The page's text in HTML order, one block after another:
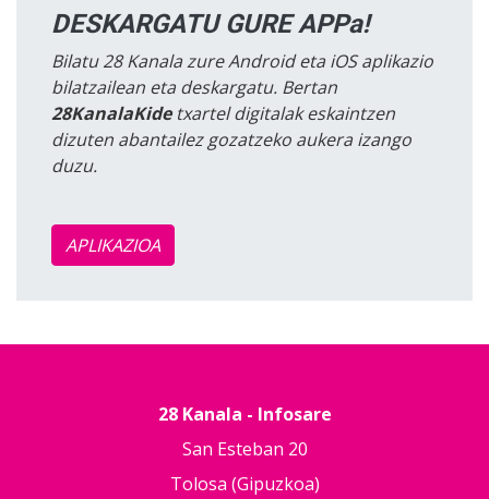
DESKARGATU GURE APPa!
Bilatu 28 Kanala zure Android eta iOS aplikazio
bilatzailean eta deskargatu. Bertan
28KanalaKidetxartel digitalak eskaintzen
dizuten abantailez gozatzeko aukera izango
duzu.
APLIKAZIOA
28 Kanala - Infosare
San Esteban 20
Tolosa (Gipuzkoa)